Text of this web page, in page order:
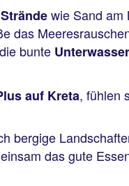
Strändewie Sand am
das
bunte
auf Kreta, fühlen
bergige
das gute